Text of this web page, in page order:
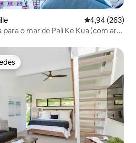
4,94 de uma
4,94 (263)
o mar de Pali Ke Kua (com ar-
dos hóspedes